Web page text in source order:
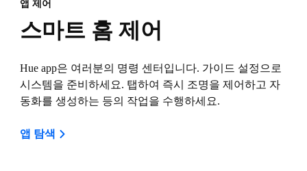
앱 제어
스마트 홈 제어
Hue app은 여러분의 명령 센터입니다. 가이드 설정으로
시스템을 준비하세요. 탭하여 즉시 조명을 제어하고 자
동화를 생성하는 등의 작업을 수행하세요.
앱 탐색